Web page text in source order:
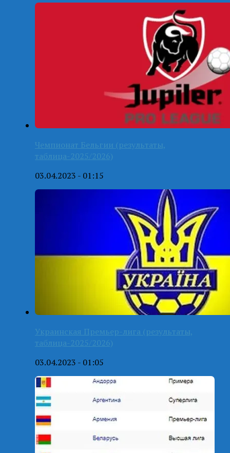
Чемпионат Бельгии (результаты,
таблица-2025/2026)
03.04.2023 - 01:15
Украинская Премьер-лига (результаты,
таблица-2025/2026)
03.04.2023 - 01:05